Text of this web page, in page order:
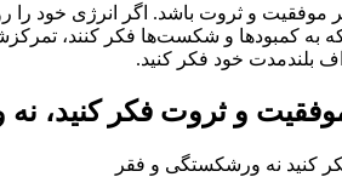
موفقیت و ثروت باشد. اگر انرژی خود
به کمبودها و شکست‌ها فکر کنند،
بلندمدت خود فکر کنید.
و ثروت فکر کنید،